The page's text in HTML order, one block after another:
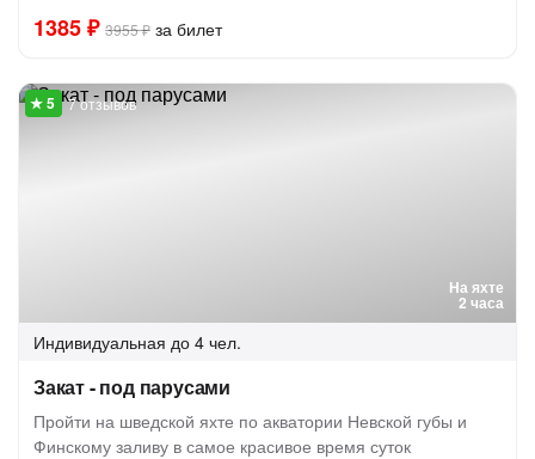
1385 ₽ 3955 ₽ за билет
На яхте
2 часа
7 отзывов
Индивидуальная до 4 чел.
Закат - под парусами
Пройти на шведской яхте по акватории Невской губы и
Финскому заливу в самое красивое время суток